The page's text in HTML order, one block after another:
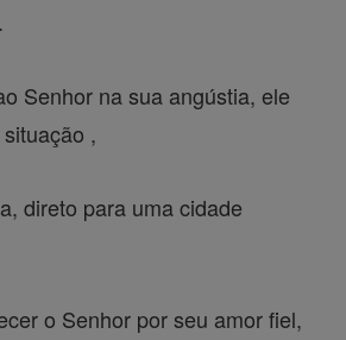
Senhor na sua angústia, ele
,
direto para uma cidade
o Senhor por seu amor fiel,